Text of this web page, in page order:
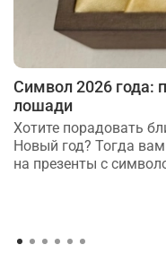
Символ 2026 года:
лошади
Хотите порадовать
Новый год? Тогда
на презенты с